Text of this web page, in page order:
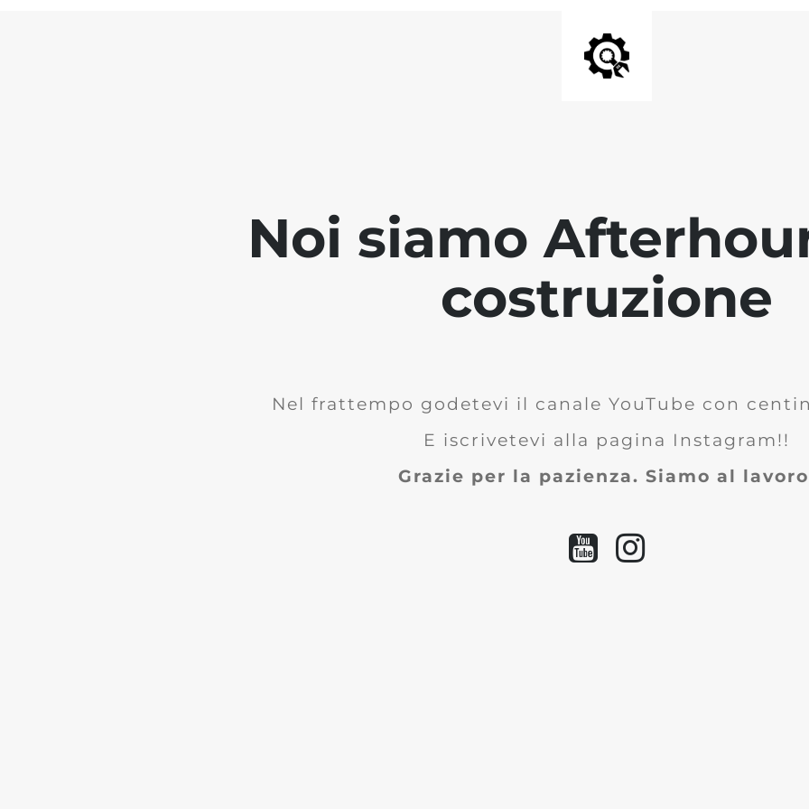
Noi siamo
costruzione
Nel frattempo godetevi il canale YouTube con
E iscrivetevi alla pagina Instagram!!
Grazie per la pazienza. Siamo al